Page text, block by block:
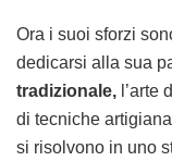
Ora i suoi sforzi
dedicarsi alla sua
tradizionale, l’arte
di tecniche
si risolvono in uno